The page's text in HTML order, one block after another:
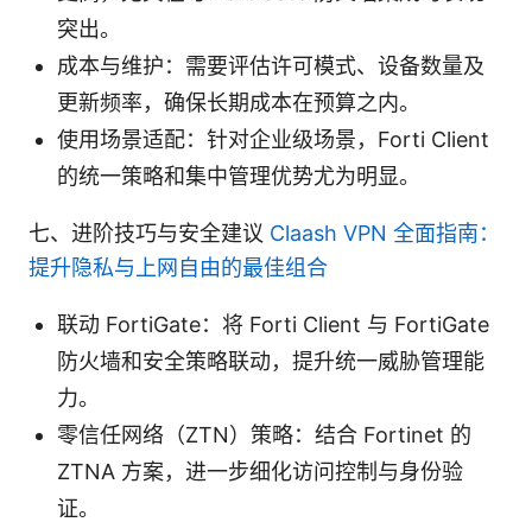
突出。
成本与维护：需要评估许可模式、设备数量及
更新频率，确保长期成本在预算之内。
使用场景适配：针对企业级场景，Forti Client
的统一策略和集中管理优势尤为明显。
七、进阶技巧与安全建议 Claash VPN 全面指南：
提升隐私与上网自由的最佳组合
联动 FortiGate：将 Forti Client 与 FortiGate
防火墙和安全策略联动，提升统一威胁管理能
力。
零信任网络（ZTN）策略：结合 Fortinet 的
ZTNA 方案，进一步细化访问控制与身份验
证。